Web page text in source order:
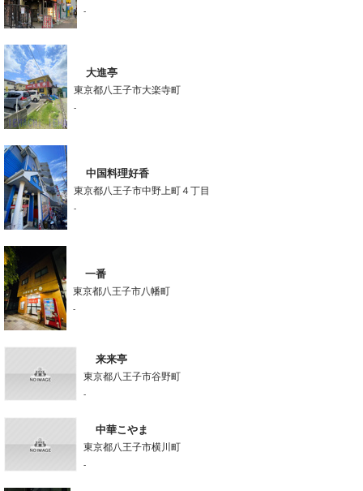
-
大進亭
東京都八王子市大楽寺町
-
中国料理好香
東京都八王子市中野上町４丁目
-
一番
東京都八王子市八幡町
-
来来亭
東京都八王子市谷野町
-
中華こやま
東京都八王子市横川町
-